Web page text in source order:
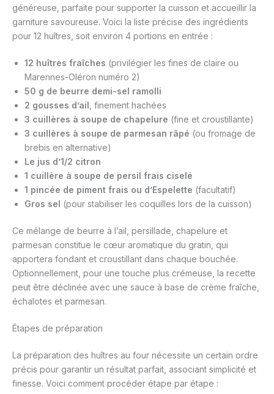
généreuse, parfaite pour supporter la cuisson et accueillir la
garniture savoureuse. Voici la liste précise des ingrédients
pour 12 huîtres, soit environ 4 portions en entrée :
12 huîtres fraîches (privilégier les fines de claire ou
Marennes-Oléron numéro 2)
50 g de beurre demi-sel ramolli
2 gousses d’ail , finement hachées
3 cuillères à soupe de chapelure (fine et croustillante)
3 cuillères à soupe de parmesan râpé (ou fromage de
brebis en alternative)
Le jus d’1/2 citron
1 cuillère à soupe de persil frais ciselé
1 pincée de piment frais ou d’Espelette (facultatif)
Gros sel (pour stabiliser les coquilles lors de la cuisson)
Ce mélange de beurre à l’ail, persillade, chapelure et
parmesan constitue le cœur aromatique du gratin, qui
apportera fondant et croustillant dans chaque bouchée.
Optionnellement, pour une touche plus crémeuse, la recette
peut être déclinée avec une sauce à base de crème fraîche,
échalotes et parmesan.
Étapes de préparation
La préparation des huîtres au four nécessite un certain ordre
précis pour garantir un résultat parfait, associant simplicité et
finesse. Voici comment procéder étape par étape :